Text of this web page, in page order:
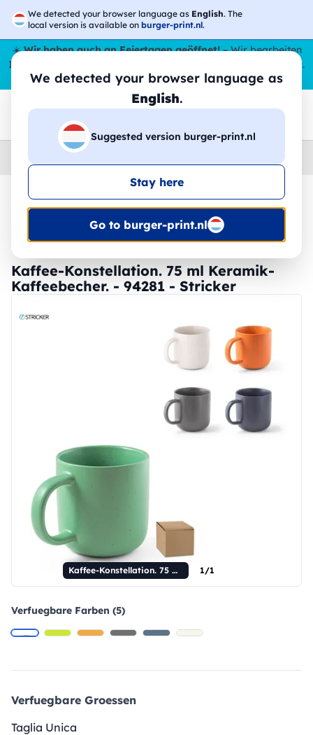
We detected your browser language as English. The
local version is available on burger-print.nl.
We detected your browser language as
English.
Suggested version burger-print.nl
Stay here
Go to burger-print.nl
☀️Wir haben auch an Feiertagen geöffnet!– Wir bearbeiten
Ihre Bestellungen den ganzen Sommer über,
sogar im August.
😎🌴
Home
🚀 -20 % Rabatt auf 1- und 2-Farben-Siebdruck
Kaffee-Konstellation. 75 ml Keramik-
Kaffeebecher. - 94281 - Stricker
Kaffee-Konstellation. 75 ml Keramik-Kaffeebecher. 1/1
Verfuegbare Farben (5)
Verfuegbare Groessen
Taglia Unica